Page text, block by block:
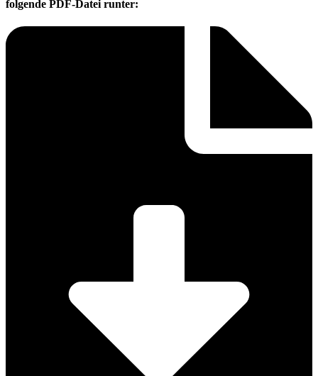
folgende PDF-Datei runter: